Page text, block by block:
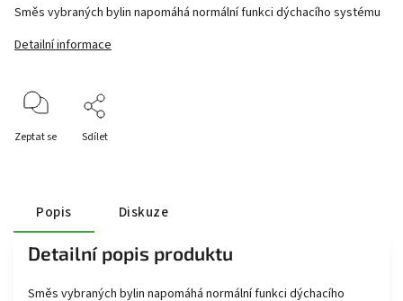
Směs vybraných bylin napomáhá normální funkci dýchacího systému
Detailní informace
Zeptat se Sdílet
Popis Diskuze
Detailní popis produktu
Směs vybraných bylin napomáhá normální funkci dýchacího